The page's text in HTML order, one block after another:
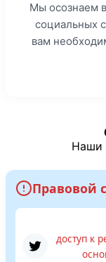
Мы осознаем
социальных
вам
Наши
Правовой
доступ к